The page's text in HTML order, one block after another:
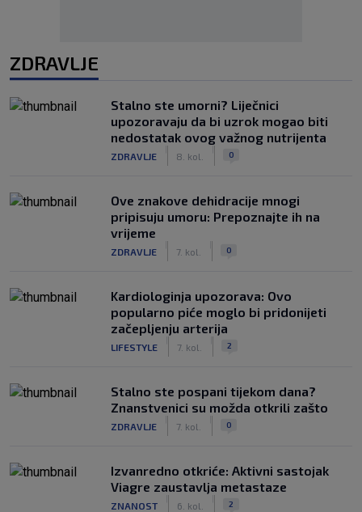
ZDRAVLJE
Stalno ste umorni? Liječnici
upozoravaju da bi uzrok mogao biti
nedostatak ovog važnog nutrijenta
ZDRAVLJE 8. kol. 0
Ove znakove dehidracije mnogi
pripisuju umoru: Prepoznajte ih na
vrijeme
ZDRAVLJE 7. kol. 0
Kardiologinja upozorava: Ovo
popularno piće moglo bi pridonijeti
začepljenju arterija
LIFESTYLE 7. kol. 2
Stalno ste pospani tijekom dana?
Znanstvenici su možda otkrili zašto
ZDRAVLJE 7. kol. 0
Izvanredno otkriće: Aktivni sastojak
Viagre zaustavlja metastaze
ZNANOST 6. kol. 2